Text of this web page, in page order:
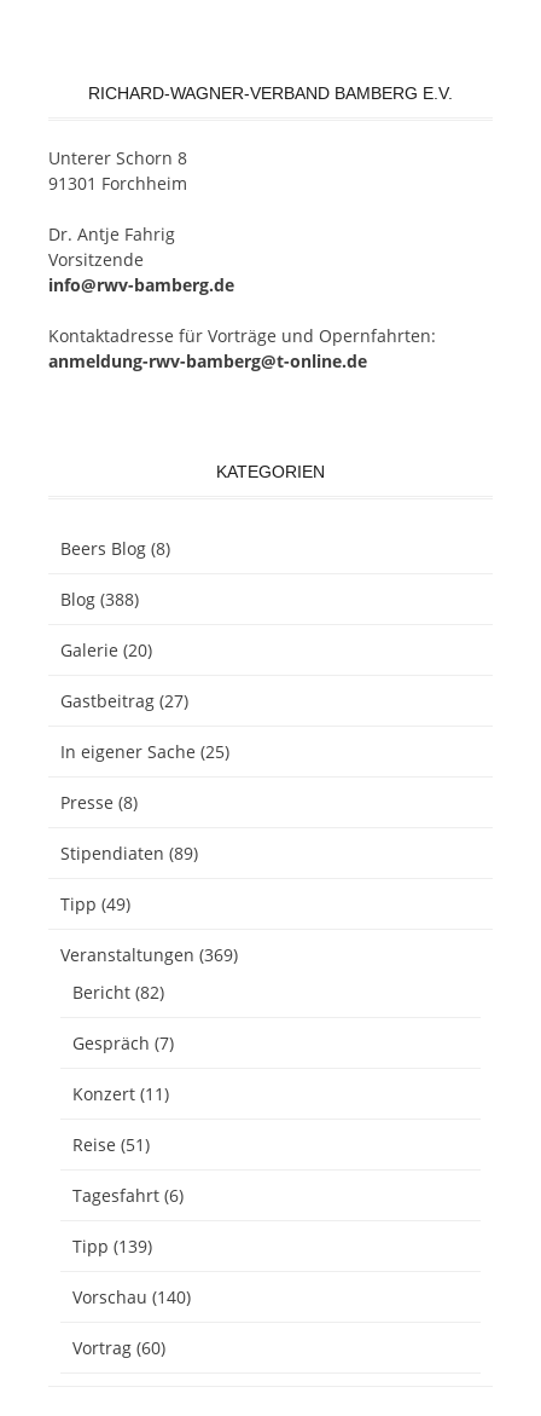
RICHARD-WAGNER-VERBAND BAMBERG E.V.
Un­te­rer Schorn 8
91301 Forchheim
Dr. Ant­je Fahrig
Vorsitzende
info@rwv-bamberg.de
Kon­takt­adres­se für Vor­trä­ge und Opern­fahr­ten:
anmeldung-rwv-bamberg@t-online.de
KATEGORIEN
Beers Blog (8)
Blog (388)
Galerie (20)
Gastbeitrag (27)
In eigener Sache (25)
Presse (8)
Stipendiaten (89)
Tipp (49)
Veranstaltungen (369)
Bericht (82)
Gespräch (7)
Konzert (11)
Reise (51)
Tagesfahrt (6)
Tipp (139)
Vorschau (140)
Vortrag (60)